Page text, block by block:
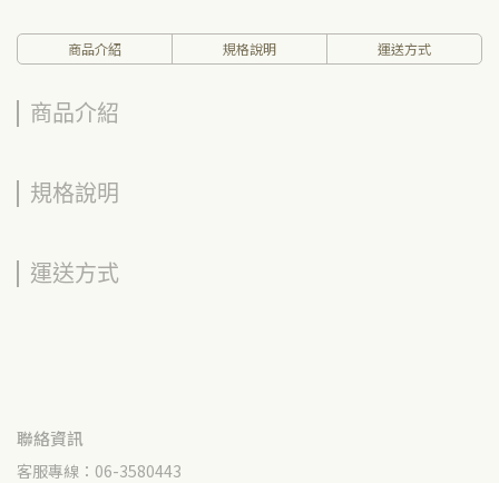
商品介紹 規格說明 運送方式
商品介紹
規格說明
運送方式
聯絡資訊
客服專線：06-3580443